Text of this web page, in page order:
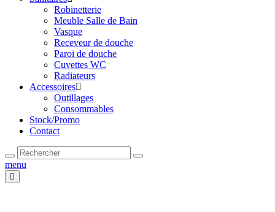
Robinetterie
Meuble Salle de Bain
Vasque
Receveur de douche
Paroi de douche
Cuvettes WC
Radiateurs
Accessoires
Outillages
Consommables
Stock/Promo
Contact
menu